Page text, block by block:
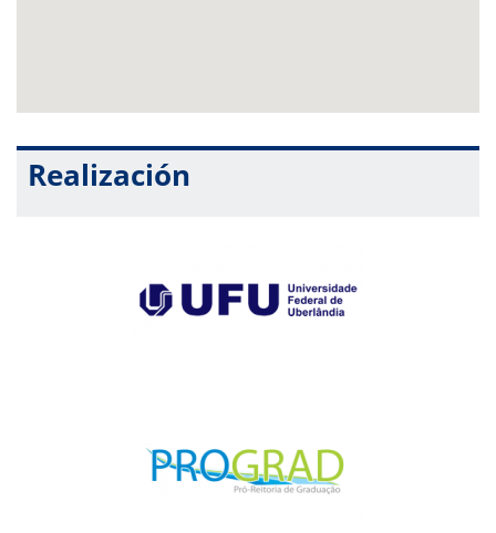
Realización